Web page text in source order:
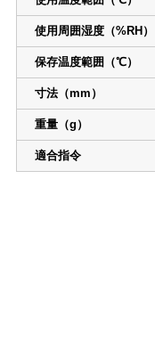
使用周囲湿度（%RH）
保存温度範囲（℃）
寸法（mm）
重量（g）
適合指令